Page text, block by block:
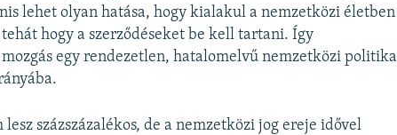
lehet olyan hatása, hogy kialakul a nemzetközi életben
hogy a szerződéseket be kell tartani. Így
egy rendezetlen, hatalomelvű nemzetközi politika
lesz százszázalékos, de a nemzetközi jog ereje idővel